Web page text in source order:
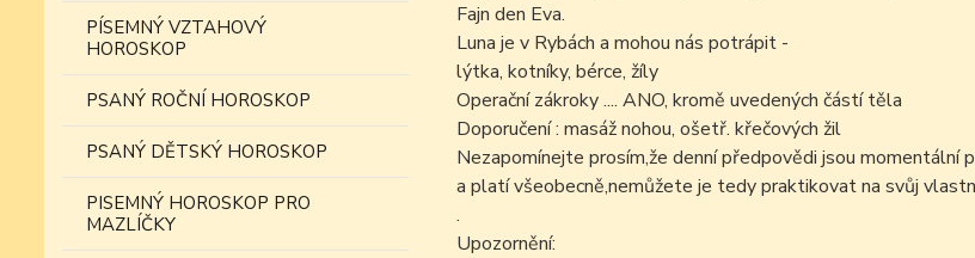
PÍSEMNÝ VZTAHOVÝ
HOROSKOP
PSANÝ ROČNÍ HOROSKOP
PSANÝ DĚTSKÝ HOROSKOP
PISEMNÝ HOROSKOP PRO
MAZLÍČKY
Fajn den Eva.
Luna je v Rybách a mohou nás potrápit -
lýtka, kotníky, bérce, žíly
Operační zákroky .... ANO, kromě uvedených částí těla
Doporučení : masáž nohou, ošetř. křečových žil
Nezapomínejte prosím,že denní předpovědi jsou momentální
a platí všeobecně,nemůžete je tedy praktikovat na svůj
.
Upozornění: